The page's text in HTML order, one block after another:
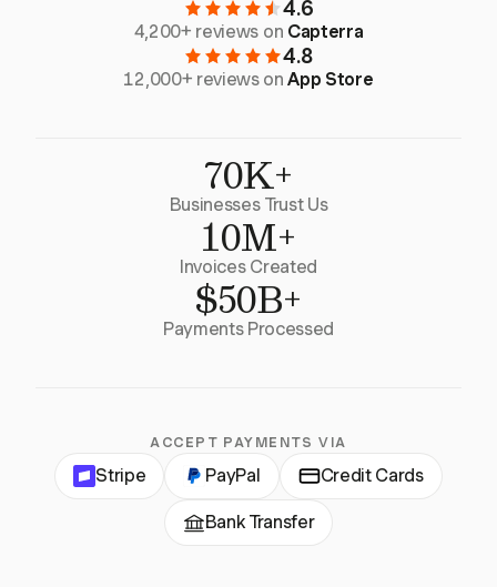
4.6
4,200+ reviews on Capterra
4.8
12,000+ reviews onApp Store
70K+
Businesses Trust Us
10M+
Invoices Created
$50B+
Payments Processed
ACCEPT PAYMENTS VIA
Stripe PayPal Credit Cards
Bank Transfer